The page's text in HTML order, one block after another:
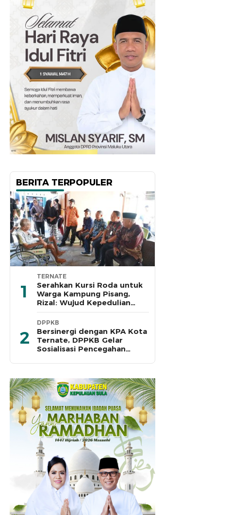
BERITA TERPOPULER
1
TERNATE
Serahkan Kursi Roda untuk
Warga Kampung Pisang,
Rizal: Wujud Kepedulian
Pemkot dan Baznas Ternate
2
DPPKB
Bersinergi dengan KPA Kota
Ternate, DPPKB Gelar
Sosialisasi Pencegahan